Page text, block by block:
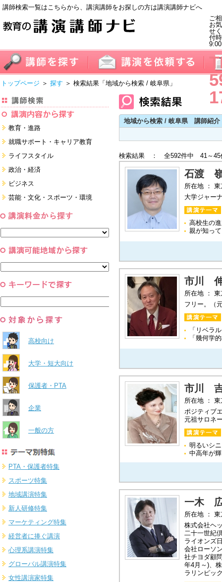
講師検索一覧はこちらから、講演講師をお探しの方は講演講師ナビへ
ご
お
せ
付
トップページ ＞ 探す ＞ 検索結果 「地域から検索 / 岐阜県」
教育・進路
進学・受験
教員・保護者
すべて
就職サポート・キャリア教育
就職サポートツール対策
面接・ディスカッション・マナー
対策
ライフスタイル
健康・美容・女性・食育
看護・介護・ボランティア
すべて
政治・経済
国際
日本
ビジネス
経営・マーケティング・ファイナ
ンス
コーチング・メンタルヘルス・人
芸能・文化・スポーツ・環境
スポーツ
すべて
高校向け
大学・短大向け
保護者・PTA
企業
一般の方
PTA・保護者特集
スポーツ特集
地域講演特集
新人研修特集
マーケティング特集
経営者に捧ぐ講演
心理系講演特集
グローバル講演特集
女性講演家特集
地域から検索 / 岐阜県 講師紹介
検索結果 ： 全592件中 41～45
石渡
所在地 ：
大学ジャー
高校生の
親が知っ
市川
所在地 ：
フリー。（
「リベラ
「幾何学
市川
所在地 ：
ポジティブ
元祖サロネ
明るいシ
中高年が
一木
所在地 ：
株式会社ヘ
二十一世紀
ライオンズ
会社ローソ
社チヨダ顧
年4月～)、
ラリンピッ